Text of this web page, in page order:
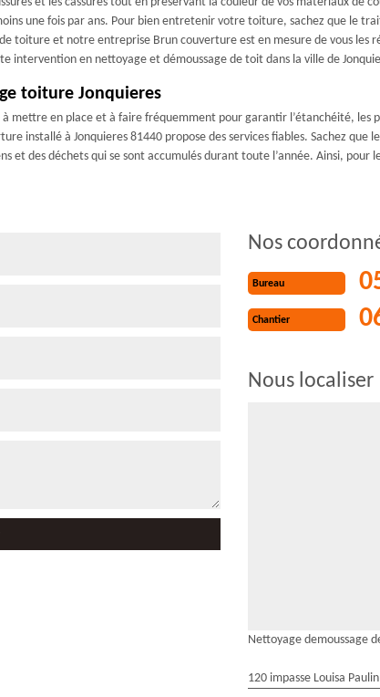
une fois par ans. Pour bien entretenir votre toiture, sachez que le
toiture et notre entreprise Brun couverture est en mesure de vous les
en nettoyage et démoussage de toit dans la ville de
toiture Jonquieres
mettre en place et à faire fréquemment pour garantir l’étanchéité,
installé à Jonquieres 81440 propose des services fiables. Sachez que
et des déchets qui se sont accumulés durant toute l’année. Ainsi,
Nos
Bureau
Chantier
Nous localiser
Nettoyage demoussage
120 impasse Louisa